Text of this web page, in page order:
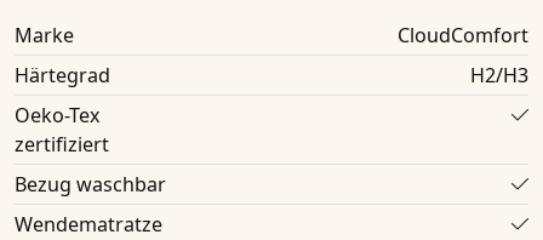
Marke
CloudComfort
Härtegrad
H2/H3
Oeko-Tex
zertifiziert
Bezug waschbar
Wendematratze